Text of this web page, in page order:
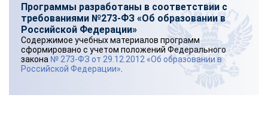
Программы разработаны в соответствии с
требованиями №273-ФЗ «Об образовании в
Российской Федерации»
Содержимое учебных материалов программ
сформировано с учетом положений Федерального
закона № 273-ФЗ от 29.12.2012 «Об образовании в
Российской Федерации»